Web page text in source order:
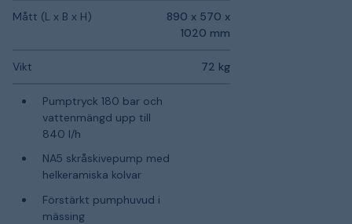
Mått (L x B x H)
890 x 570 x
1020 mm
Vikt 72 kg
Pumptryck 180 bar och
vattenmängd upp till
840 l/h
NA5 skråskivepump med
helkeramiska kolvar
Förstärkt pumphuvud i
mässing